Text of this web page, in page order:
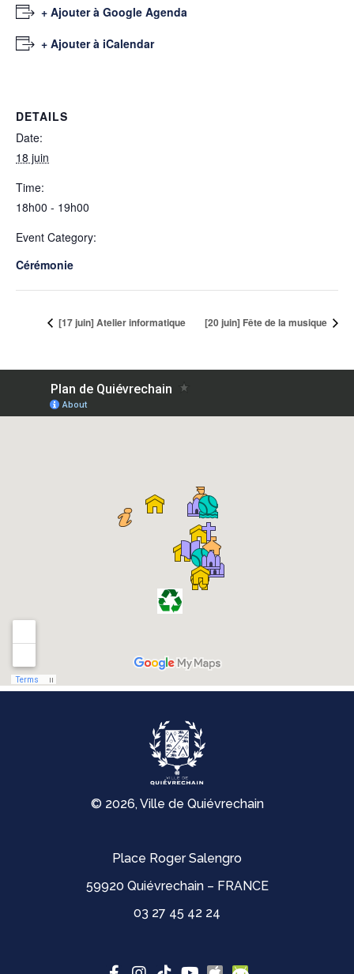
+ Ajouter à Google Agenda
+ Ajouter à iCalendar
DETAILS
Date:
18 juin
Time:
18h00 - 19h00
Event Category:
Cérémonie
[17 juin] Atelier informatique [20 juin] Fête de la musique
© 2026, Ville de Quiévrechain
Place Roger Salengro
59920 Quiévrechain – FRANCE
03 27 45 42 24